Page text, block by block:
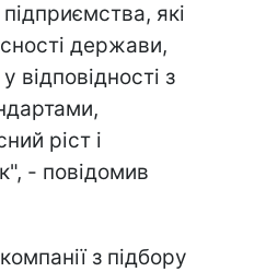
які
держави,
відповідності з
ріст і
- повідомив
з підбору